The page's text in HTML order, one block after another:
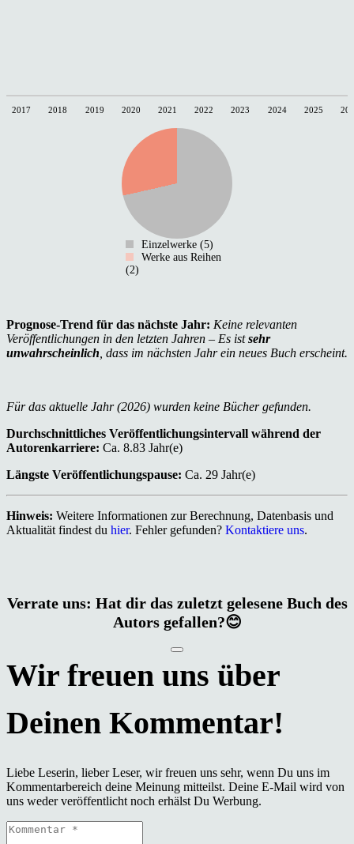
2017 2018 2019 2020 2021 2022 2023 2024 2025
Einzelwerke (5)
Werke aus Reihen
(2)
Prognose-Trend für das nächste Jahr: Keine relevanten
Veröffentlichungen in den letzten Jahren – Es istsehr
unwahrscheinlich , dass im nächsten Jahr ein neues Buch erscheint.
Für das aktuelle Jahr (2026) wurden keine Bücher gefunden.
Durchschnittliches Veröffentlichungsintervall während der
Autorenkarriere: Ca. 8.83 Jahr(e)
Längste Veröffentlichungspause: Ca. 29 Jahr(e)
Hinweis: Weitere Informationen zur Berechnung, Datenbasis und
Aktualität findest du hier. Fehler gefunden? Kontaktiere uns.
Verrate uns: Hat dir das zuletzt gelesene Buch des
Autors gefallen?😊
Liebe Leserin, lieber Leser, wir freuen uns sehr, wenn Du uns im
Kommentarbereich deine Meinung mitteilst. Deine E-Mail wird von
uns weder veröffentlicht noch erhälst Du Werbung.